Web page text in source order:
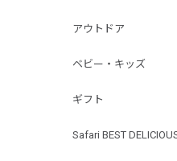
アウトドア
ベビー・キッズ
ギフト
Safari BEST